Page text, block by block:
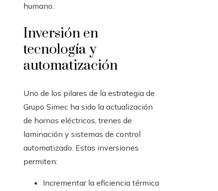
humano.
Inversión en
tecnología y
automatización
Uno de los pilares de la estrategia de
Grupo Simec ha sido la actualización
de hornos eléctricos, trenes de
laminación y sistemas de control
automatizado. Estas inversiones
permiten:
Incrementar la eficiencia térmica